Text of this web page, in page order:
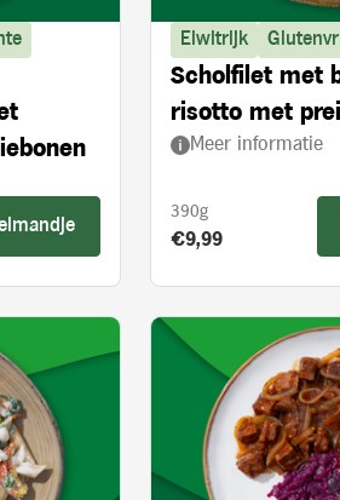
Eiwitrijk
Scholfilet met
risotto met
ovengedroogde
Meer informatie
390g
Product prijs:
€9,99